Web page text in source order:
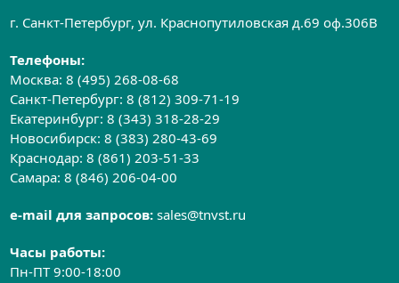
г. Санкт-Петербург, ул. Краснопутиловская д.69 оф.306B
Телефоны:
Москва:8 (495) 268-08-68
Санкт-Петербург:8 (812) 309-71-19
Екатеринбург:8 (343) 318-28-29
Новосибирск:8 (383) 280-43-69
Краснодар:8 (861) 203-51-33
Самара:8 (846) 206-04-00
e-mail для запросов:sales@tnvst.ru
Часы работы:
Пн-ПТ 9:00-18:00